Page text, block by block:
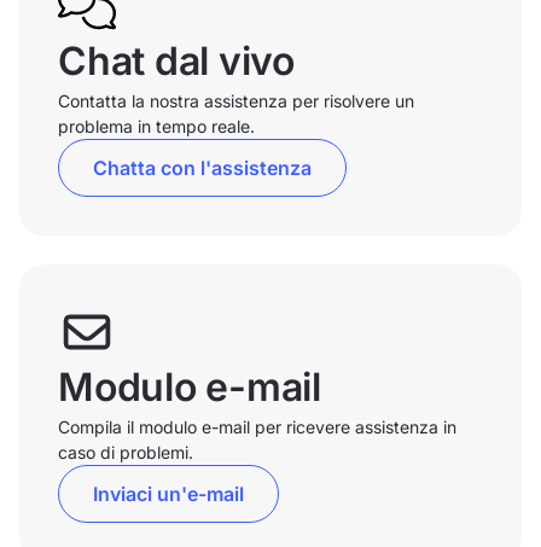
Chat dal vivo
Contatta la nostra assistenza per risolvere un
problema in tempo reale.
Chatta con l'assistenza
Modulo e-mail
Compila il modulo e-mail per ricevere assistenza in
caso di problemi.
Inviaci un'e-mail